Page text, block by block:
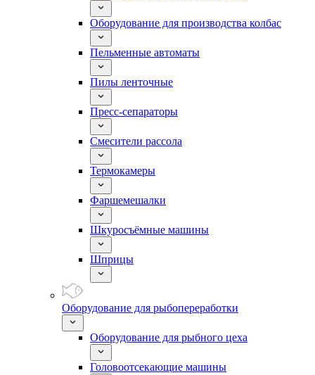
Оборудование для производства колбас
Пельменные автоматы
Пилы ленточные
Пресс-сепараторы
Смесители рассола
Термокамеры
Фаршемешалки
Шкуросъёмные машины
Шприцы
Оборудование для рыбопереработки
Оборудование для рыбного цеха
Головоотсекающие машины